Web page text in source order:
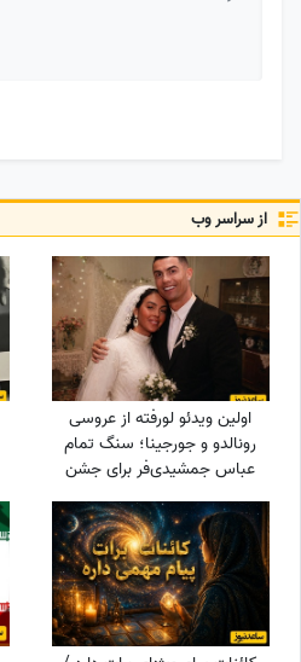
از سراسر وب
اولین ویدئو لورفته از عروسی
رونالدو و جورجینا؛ سنگ تمام
عباس جمشیدی‌فر برای جشن
نوستالژیک ستاره فوتبال!